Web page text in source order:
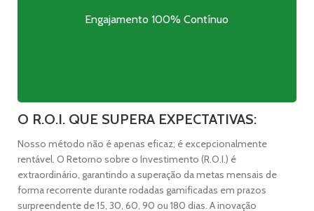
Engajamento 100% Contínuo
O R.O.I. QUE SUPERA EXPECTATIVAS:
Nosso método não é apenas eficaz; é excepcionalmente
rentável. O Retorno sobre o Investimento (R.O.I.) é
extraordinário, garantindo a superação da metas mensais de
forma recorrente durante rodadas gamificadas em prazos
surpreendente de 15, 30, 60, 90 ou 180 dias. A inovação